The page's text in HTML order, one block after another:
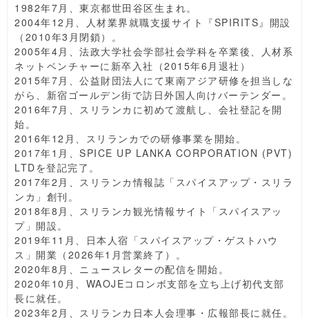
1982年7月、東京都世田谷区生まれ。
2004年12月、人材業界就職支援サイト『SPIRITS』開設
（2010年3月閉鎖）。
2005年4月、法政大学社会学部社会学科を卒業後、人材系
ネットベンチャーに新卒入社（2015年6月退社）
2015年7月、公益財団法人にて東南アジア研修を担当しな
がら、新宿ゴールデン街で訪日外国人向けバーテンダー。
2016年7月、スリランカに初めて渡航し、会社登記を開
始。
2016年12月、スリランカでの研修事業を開始。
2017年1月、SPICE UP LANKA CORPORATION (PVT)
LTDを登記完了。
2017年2月、スリランカ情報誌「スパイスアップ・スリラ
ンカ」創刊。
2018年8月、スリランカ観光情報サイト「スパイスアッ
プ」開設。
2019年11月、日本人宿「スパイスアップ・ゲストハウ
ス」開業（2026年1月営業終了）。
2020年8月、ニュースレターの配信を開始。
2020年10月、WAOJEコロンボ支部を立ち上げ初代支部
長に就任。
2023年2月、スリランカ日本人会理事・広報部長に就任。